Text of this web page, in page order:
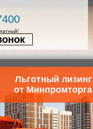
с крано-
Льготный лизинг
от Минпромторга